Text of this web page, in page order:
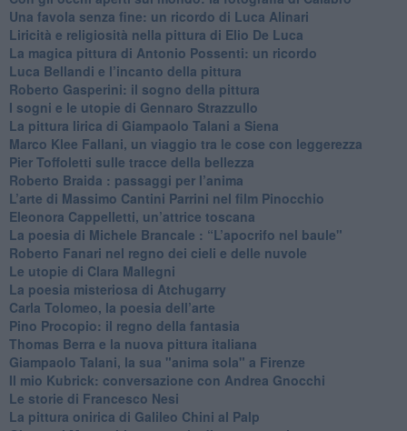
Una favola senza fine: un ricordo di Luca Alinari
Liricità e religiosità nella pittura di Elio De Luca
La magica pittura di Antonio Possenti: un ricordo
Luca Bellandi e l’incanto della pittura
​Roberto Gasperini: il sogno della pittura
I sogni e le utopie di Gennaro Strazzullo
La pittura lirica di Giampaolo Talani a Siena
​Marco Klee Fallani, un viaggio tra le cose con leggerezza
​Pier Toffoletti sulle tracce della bellezza
​Roberto Braida : passaggi per l’anima
​L’arte di Massimo Cantini Parrini nel film Pinocchio
Eleonora Cappelletti, un’attrice toscana
​La poesia di Michele Brancale : “L’apocrifo nel baule"
Roberto Fanari nel regno dei cieli e delle nuvole
Le utopie di Clara Mallegni
​La poesia misteriosa di Atchugarry
Carla Tolomeo, la poesia dell’arte
Pino Procopio: il regno della fantasia
Thomas Berra e la nuova pittura italiana
Giampaolo Talani, la sua "anima sola" a Firenze
Il mio Kubrick: conversazione con Andrea Gnocchi
Le storie di Francesco Nesi
​La pittura onirica di Galileo Chini al Palp